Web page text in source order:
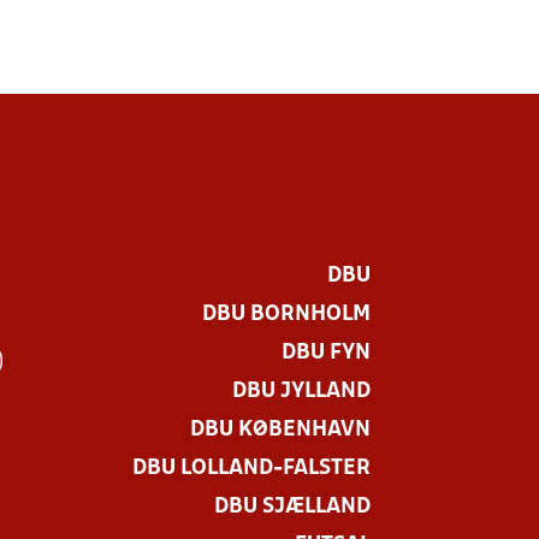
DBU
DBU BORNHOLM
DBU FYN
DBU JYLLAND
DBU KØBENHAVN
DBU LOLLAND-FALSTER
DBU SJÆLLAND